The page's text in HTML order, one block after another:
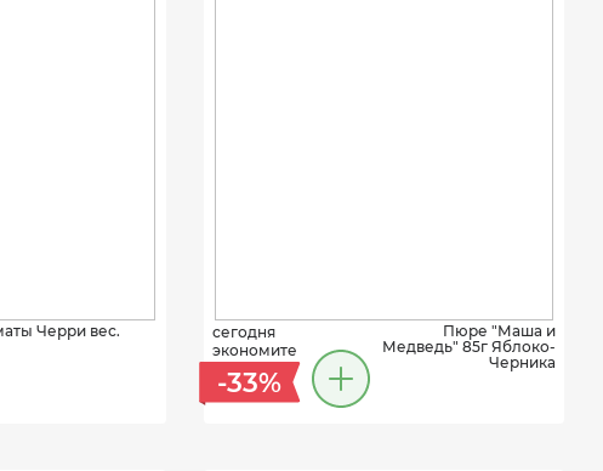
Черри вес.
сегодня
экономите
-33%
Пюре "Маша и
Медведь" 85г Яблоко-
Черника